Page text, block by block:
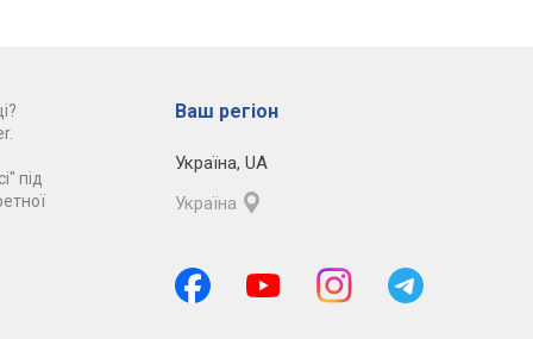
під
Ваш регіон
Україна, UA
Україна